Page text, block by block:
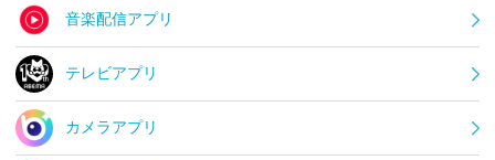
音楽配信アプリ
テレビアプリ
カメラアプリ